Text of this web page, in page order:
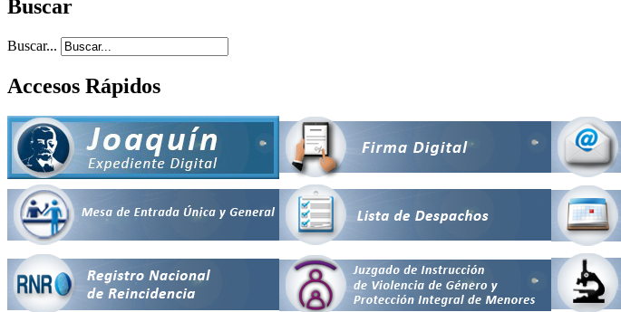
Buscar
Buscar...
Accesos Rápidos